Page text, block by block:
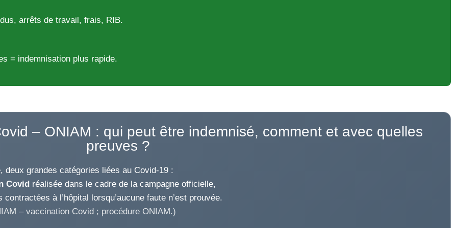
arrêts de travail, frais, RIB.
= indemnisation plus rapide.
– ONIAM : qui peut être indemnisé, comment et avec quelles
preuves ?
grandes catégories liées au Covid-19 :
Covid réalisée dans le cadre de la campagne officielle,
à l’hôpital lorsqu’aucune faute n’est prouvée.
– vaccination Covid ; procédure ONIAM.)